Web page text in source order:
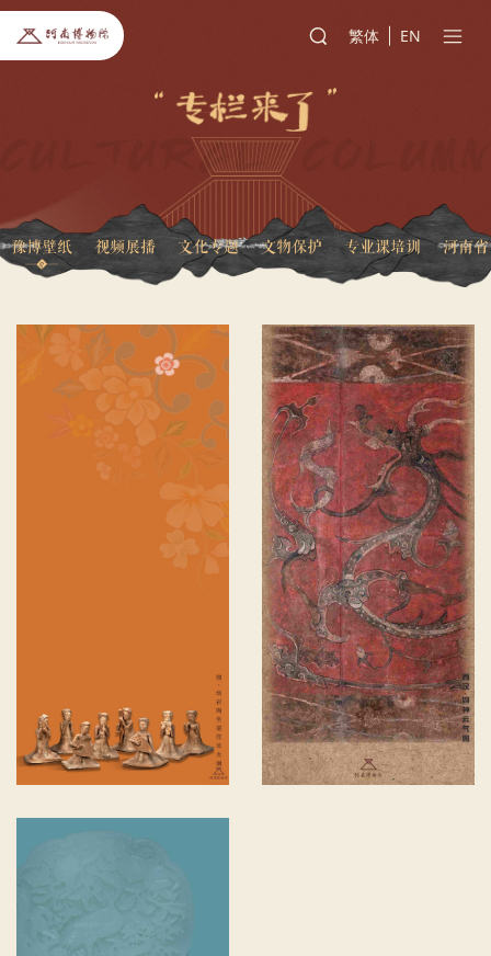
繁体 EN
豫博壁纸 视频展播 文化专题 文物保护 专业课培训 河南